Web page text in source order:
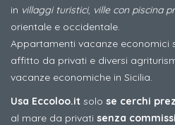
in villaggi turistici, ville con piscina
orientale e occidentale.
Appartamenti vacanze economici
affitto da privati e diversi
vacanze economiche in Sicilia.
Usa Eccoloo.it solo se cerchi
al mare da privati senza